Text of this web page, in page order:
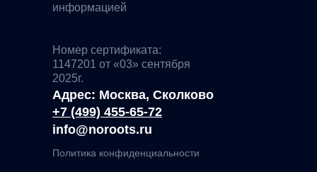
Адрес: Москва, Сколково
+7 (499) 455-65-72
Номер сертификата:
1147201 от «03» сентября
2025г.
Политика конфиденциальности
информацией
info@noroots.ru